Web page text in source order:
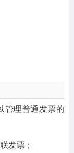
管理普通发票的
发票；